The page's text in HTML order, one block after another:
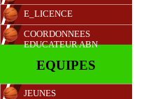
E_LICENCE
COORDONNEES
EDUCATEUR ABN
EQUIPES
JEUNES